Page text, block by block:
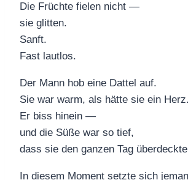
Die Früchte fielen nicht —
sie glitten.
Sanft.
Fast lautlos.
Der Mann hob eine Dattel auf.
Sie war warm, als hätte sie ein Herz.
Er biss hinein —
und die Süße war so tief,
dass sie den ganzen Tag
In diesem Moment setzte sich